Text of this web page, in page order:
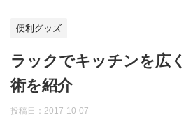
便利グッズ
ラックでキッチンを広
術を紹介
投稿日： 2017-10-07